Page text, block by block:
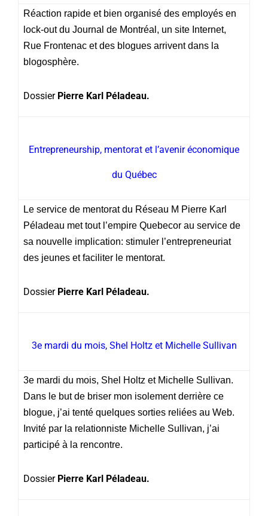
Réaction rapide et bien organisé des employés en
lock-out du Journal de Montréal, un site Internet,
Rue Frontenac et des blogues arrivent dans la
blogosphère.
Dossier Pierre Karl Péladeau.
Entrepreneurship, mentorat et l’avenir économique
du Québec
Le service de mentorat du Réseau M Pierre Karl
Péladeau met tout l’empire Quebecor au service de
sa nouvelle implication: stimuler l’entrepreneuriat
des jeunes et faciliter le mentorat.
Dossier Pierre Karl Péladeau.
3e mardi du mois, Shel Holtz et Michelle Sullivan
3e mardi du mois, Shel Holtz et Michelle Sullivan.
Dans le but de briser mon isolement derrière ce
blogue, j’ai tenté quelques sorties reliées au Web.
Invité par la relationniste Michelle Sullivan, j’ai
participé à la rencontre.
Dossier Pierre Karl Péladeau.